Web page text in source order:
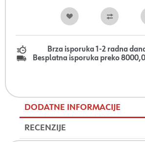
Brza isporuka 1-2 radna
Besplatna isporuka preko
DODATNE INFORMACIJE
RECENZIJE